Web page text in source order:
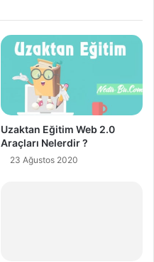
Uzaktan Eğitim Web 2.0
Araçları Nelerdir ?
23 Ağustos 2020